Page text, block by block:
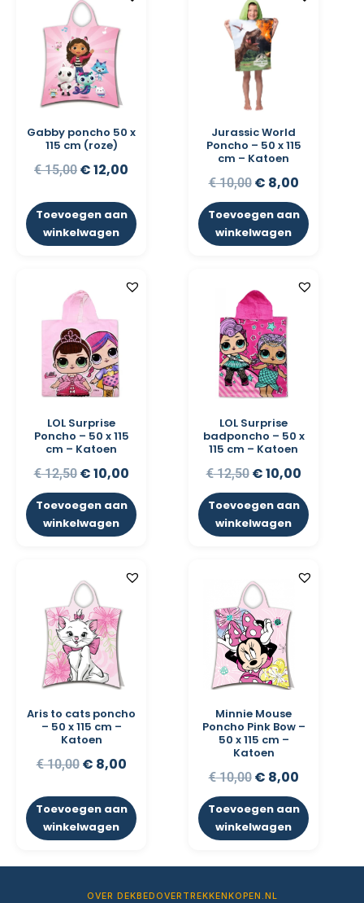
Gabby poncho 50 x
115 cm (roze)
€15,00 €12,00
Toevoegen aan
winkelwagen
Jurassic World
Poncho – 50 x 115
cm – Katoen
€10,00 € 8,00
Toevoegen aan
winkelwagen
LOL Surprise
Poncho – 50 x 115
cm – Katoen
€12,50 €10,00
Toevoegen aan
winkelwagen
LOL Surprise
badponcho – 50 x
115 cm – Katoen
€12,50 €10,00
Toevoegen aan
winkelwagen
Aris to cats poncho
– 50 x 115 cm –
Katoen
€10,00 € 8,00
Toevoegen aan
winkelwagen
Minnie Mouse
Poncho Pink Bow –
50 x 115 cm –
Katoen
€10,00 € 8,00
Toevoegen aan
winkelwagen
OVER DEKBEDOVERTREKKENKOPEN.NL